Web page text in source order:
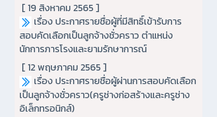
[ 19 สิงหาคม 2565 ]
เรื่อง ประกาศรายชื่อผู้ที่มีสิทธิ์เข้ารับการ
สอบคัดเลือกเป็นลูกจ้างชั่วคราว ตำแหน่ง
นักการภารโรงและยามรักษาการณ์
[ 12 พฤษภาคม 2565 ]
เรื่อง ประกาศรายชื่อผู้ผ่านการสอบคัดเลือก
เป็นลูกจ้างชั่วคราว(ครูช่างก่อสร้างและครูช่าง
อิเล็กทรอนิกส์)